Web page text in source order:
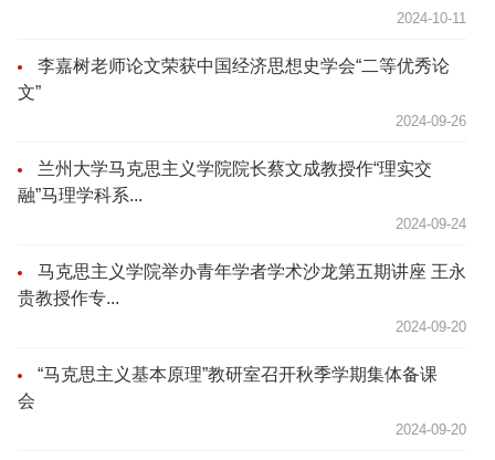
2024-10-11
李嘉树老师论文荣获中国经济思想史学会“二等优秀论
文”
2024-09-26
兰州大学马克思主义学院院长蔡文成教授作“理实交
融”马理学科系...
2024-09-24
马克思主义学院举办青年学者学术沙龙第五期讲座 王永
贵教授作专...
2024-09-20
“马克思主义基本原理”教研室召开秋季学期集体备课
会
2024-09-20